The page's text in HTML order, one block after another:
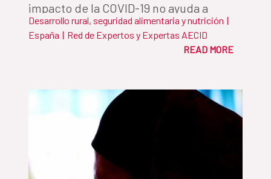
impacto de la COVID-19 no ayuda a
levantar las cifras. Ana Regina Segura,
responsable de Desarrollo Rural,
convierta, por norma, en una cuestión
de Estado para, de una vez por todas,
avanzar como lo que somos: la primera
generación en la historia que puede
acabar con el hambre.
Desarrollo rural, seguridad alimentaria y nutrición |
España | Red de Expertos y Expertas AECID
READ MORE